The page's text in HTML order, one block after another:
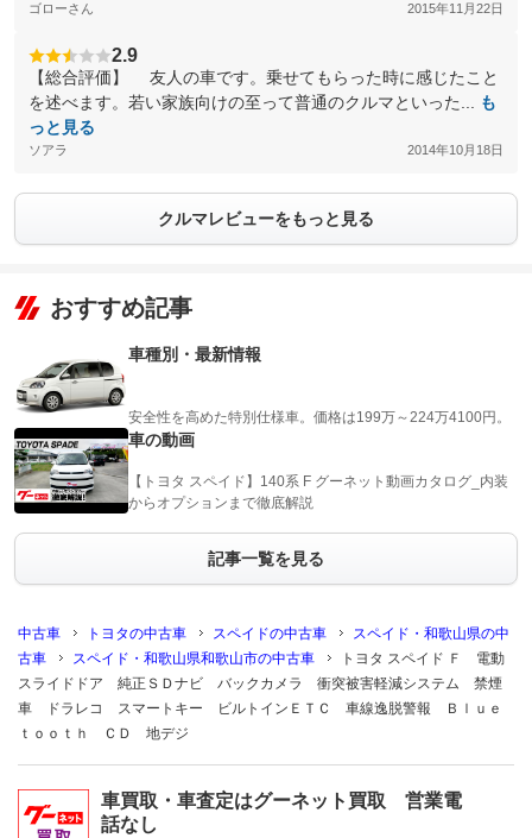
ゴローさん 2015年11月22日
2.9
【総合評価】 友人の車です。乗せてもらった時に感じたこと
を述べます。若い家族向けの至って普通のクルマといった...
も
っと見る
ソアラ 2014年10月18日
クルマレビューをもっと見る
おすすめ記事
車種別・最新情報
安全性を高めた特別仕様車。価格は199万～224万4100円。
車の動画
【トヨタ スペイド】140系 F グーネット動画カタログ_内装
からオプションまで徹底解説
記事一覧を見る
中古車 トヨタの中古車 スペイドの中古車
スペイド・和歌山県の中
古車
スペイド・和歌山県和歌山市の中古車
トヨタ スペイド Ｆ 電動
スライドドア 純正ＳＤナビ バックカメラ 衝突被害軽減システム 禁煙
車 ドラレコ スマートキー ビルトインＥＴＣ 車線逸脱警報 Ｂｌｕｅ
ｔｏｏｔｈ ＣＤ 地デジ
車買取・車査定はグーネット買取 営業電
話なし